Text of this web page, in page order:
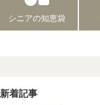
シニアの知恵袋
新着記事